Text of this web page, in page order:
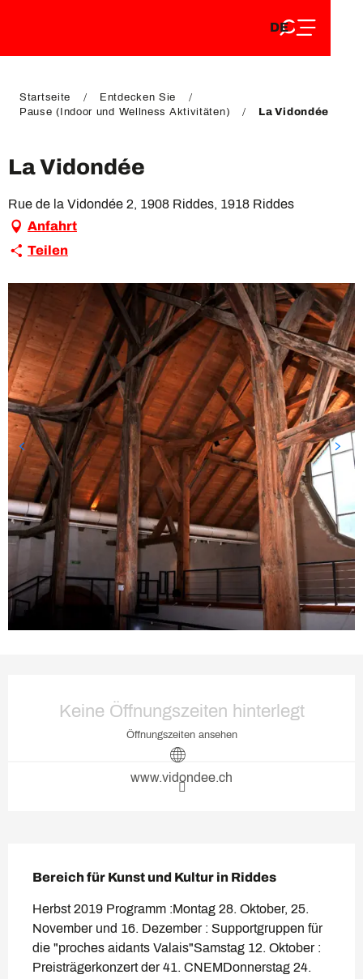
EN
DE
FR
Startseite
Entdecken Sie
Pause (Indoor und Wellness Aktivitäten)
La Vidondée
La Vidondée
Rue de la Vidondée 2, 1908 Riddes, 1918 Riddes
Anfahrt
Teilen
Keine Öffnungszeiten hinterlegt
Öffnungszeiten ansehen
www.vidondee.ch
Bereich für Kunst und Kultur in Riddes
Herbst 2019 Programm :​Montag 28. Oktober, 25.
November und 16. Dezember : Supportgruppen für
die "proches aidants Valais"Samstag 12. Oktober :
Preisträgerkonzert der 41. CNEMDonnerstag 24.